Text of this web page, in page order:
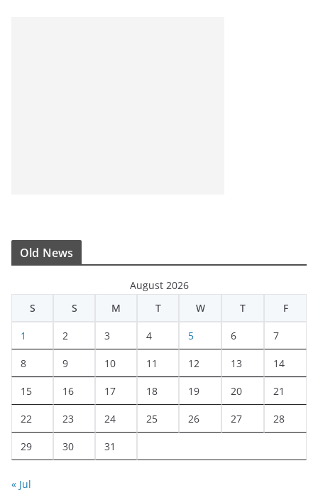
Old News
August 2026
S
S M T W T F
1 2 3 4 5 6 7
8 9 10 11 12 13 14
15 16 17 18 19 20 21
22 23 24 25 26 27 28
29 30 31
« Jul